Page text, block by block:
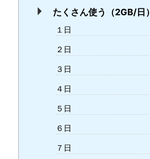
たくさん使う（2GB/日）
１日
２日
３日
４日
５日
６日
７日